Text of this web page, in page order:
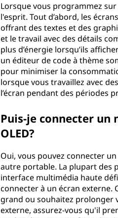
Lorsque vous programmez
l'esprit. Tout d’abord, les
offrant des textes et des
et le travail avec des détails
plus d’énergie lorsqu’ils
un éditeur de code à thème
pour minimiser la
lorsque vous travaillez avec
l’écran pendant des périodes
Puis-je connecter
OLED?
Oui, vous pouvez connecter
autre portable. La plupart des
interface multimédia haute
connecter à un écran externe.
grand ou souhaitez prolonger
externe, assurez-vous qu'il